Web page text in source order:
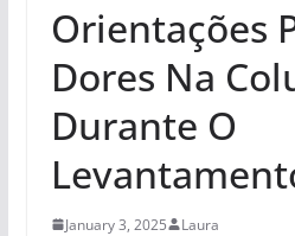
Orientações
Dores Na
Durante O
January 3, 2025 Laura